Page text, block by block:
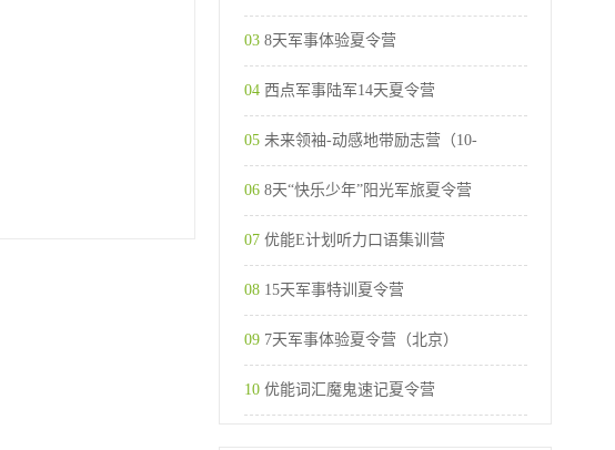
03 8天军事体验夏令营
04 西点军事陆军14天夏令营
05 未来领袖-动感地带励志营（10-
06 8天“快乐少年”阳光军旅夏令营
07 优能E计划听力口语集训营
08 15天军事特训夏令营
09 7天军事体验夏令营（北京）
10 优能词汇魔鬼速记夏令营